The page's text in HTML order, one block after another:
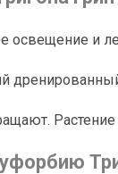
освещение и